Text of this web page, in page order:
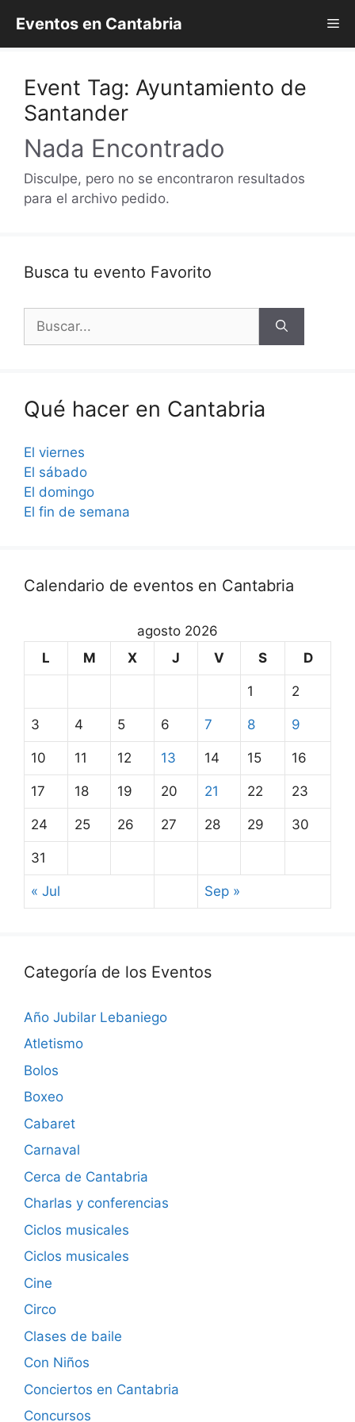
contenido
Eventos en Cantabria
Event Tag: Ayuntamiento de
Santander
Nada Encontrado
Disculpe, pero no se encontraron resultados
para el archivo pedido.
Busca tu evento Favorito
Buscar:
Qué hacer en Cantabria
El viernes
El sábado
El domingo
El fin de semana
Calendario de eventos en Cantabria
agosto 2026
L
M X J V S D
1 2
3 4 5 6 7 8 9
10 11 12 13 14 15 16
17 18 19 20 21 22 23
24 25 26 27 28 29 30
31
« Jul Sep »
Categoría de los Eventos
Año Jubilar Lebaniego
Atletismo
Bolos
Boxeo
Cabaret
Carnaval
Cerca de Cantabria
Charlas y conferencias
Ciclos musicales
Ciclos musicales
Cine
Circo
Clases de baile
Con Niños
Conciertos en Cantabria
Concursos